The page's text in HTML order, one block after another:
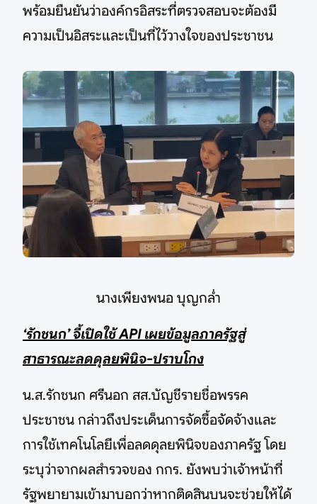
พร้อมยืนยันว่าองค์กรอิสระที่ตรวจสอบจะต้องมี
ความเป็นอิสระและเป็นที่ไว้วางใจของประชาชน
นางเพียงพนอ บุญกล่ำ
‘รักชนก’ จี้เปิดใช้ API เผยข้อมูลภาครัฐสู่
สาธารณะลดดุลยพินิจ-ปราบโกง
น.ส.รักชนก ศรีนอก สส.บัญชีรายชื่อพรรค
ประชาชน กล่าวถึงประเด็นการจัดซื้อจัดจ้างและ
การใช้เทคโนโลยีเพื่อลดดุลยพินิจของภาครัฐ โดย
ระบุว่าจากผลสำรวจของ กกร. ยังพบว่าเจ้าหน้าที่
รัฐพยายามเข้ามาบอกว่าหากติดสินบนจะช่วยให้ได้